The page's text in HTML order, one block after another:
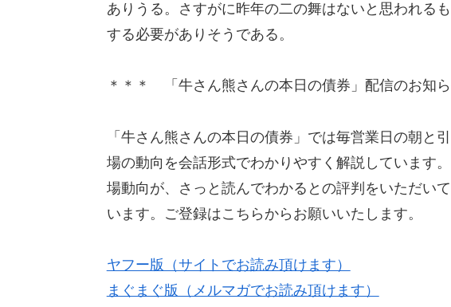
ありうる。さすがに昨年の二の舞はないと思われる
する必要がありそうである。
＊＊＊ 「牛さん熊さんの本日の債券」配信のお知
「牛さん熊さんの本日の債券」では毎営業日の朝と
場の動向を会話形式でわかりやすく解説しています
場動向が、さっと読んでわかるとの評判をいただい
います。ご登録はこちらからお願いいたします。
ヤフー版（サイトでお読み頂けます）
まぐまぐ版（メルマガでお読み頂けます）